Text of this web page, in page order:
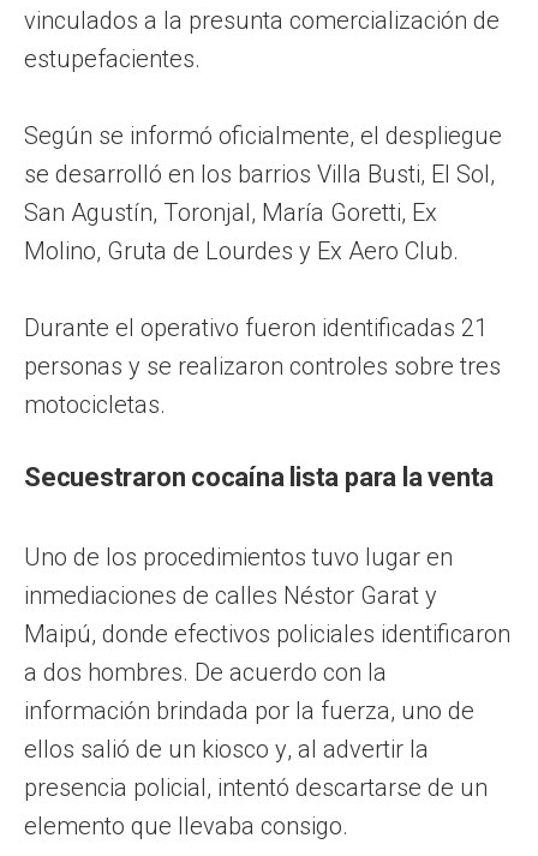
vinculados a la presunta comercialización de
estupefacientes.
Según se informó oficialmente, el despliegue
se desarrolló en los barrios Villa Busti, El Sol,
San Agustín, Toronjal, María Goretti, Ex
Molino, Gruta de Lourdes y Ex Aero Club.
Durante el operativo fueron identificadas 21
personas y se realizaron controles sobre tres
motocicletas.
Secuestraron cocaína lista para la venta
Uno de los procedimientos tuvo lugar en
inmediaciones de calles Néstor Garat y
Maipú, donde efectivos policiales identificaron
a dos hombres. De acuerdo con la
información brindada por la fuerza, uno de
ellos salió de un kiosco y, al advertir la
presencia policial, intentó descartarse de un
elemento que llevaba consigo.